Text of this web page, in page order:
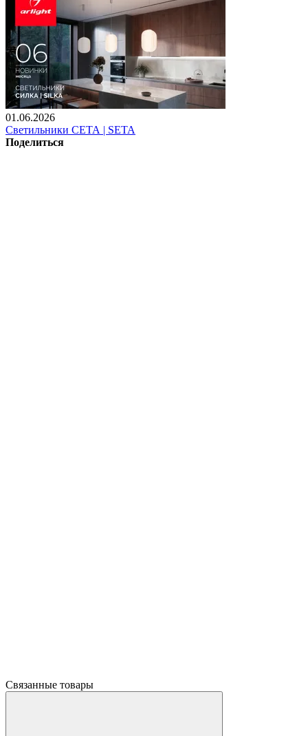
01.06.2026
Светильники СЕТА | SETA
Поделиться
Связанные товары